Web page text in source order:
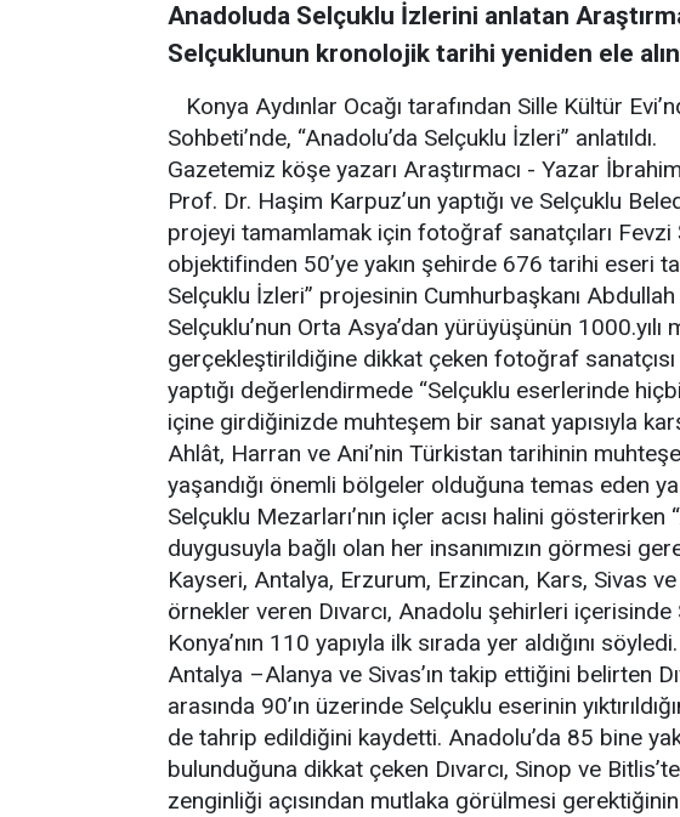
Anadoluda Selçuklu İzlerini anlatan
Selçuklunun kronolojik tarihi yeniden ele
Konya Aydınlar Ocağı tarafından Sille Kültür
Sohbeti’nde, “Anadolu’da Selçuklu İzleri” anlatıldı.
Gazetemiz köşe yazarı Araştırmacı - Yazar İbrahim
Prof. Dr. Haşim Karpuz’un yaptığı ve Selçuklu
projeyi tamamlamak için fotoğraf sanatçıları Fevzi
objektifinden 50’ye yakın şehirde 676 tarihi eseri
Selçuklu İzleri” projesinin Cumhurbaşkanı
Selçuklu’nun Orta Asya’dan yürüyüşünün 1000.yılı
gerçekleştirildiğine dikkat çeken fotoğraf sanatçısı
yaptığı değerlendirmede “Selçuklu eserlerinde
içine girdiğinizde muhteşem bir sanat yapısıyla
Ahlât, Harran ve Ani’nin Türkistan tarihinin
yaşandığı önemli bölgeler olduğuna temas eden
Selçuklu Mezarları’nın içler acısı halini
duygusuyla bağlı olan her insanımızın görmesi
Kayseri, Antalya, Erzurum, Erzincan, Kars, Sivas
örnekler veren Dıvarcı, Anadolu şehirleri içerisinde
Konya’nın 110 yapıyla ilk sırada yer aldığını
Antalya –Alanya ve Sivas’ın takip ettiğini belirten
arasında 90’ın üzerinde Selçuklu eserinin
de tahrip edildiğini kaydetti. Anadolu’da 85 bine
bulunduğuna dikkat çeken Dıvarcı, Sinop ve
zenginliği açısından mutlaka görülmesi